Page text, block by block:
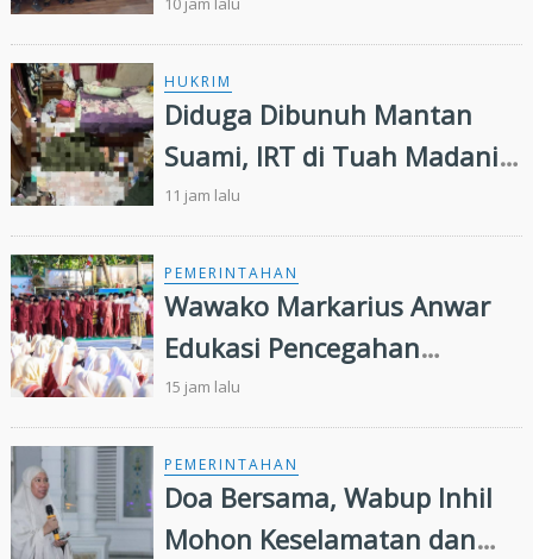
Riau
HUKRIM
Diduga Dibunuh Mantan
Suami, IRT di Tuah Madani
Tewas Bersimbah Darah
dalam Kamar
11 jam lalu
PEMERINTAHAN
Wawako Markarius Anwar
Edukasi Pencegahan
HIV/AIDS di Kalangan Pelajar
15 jam lalu
PEMERINTAHAN
Doa Bersama, Wabup Inhil
Mohon Keselamatan dan